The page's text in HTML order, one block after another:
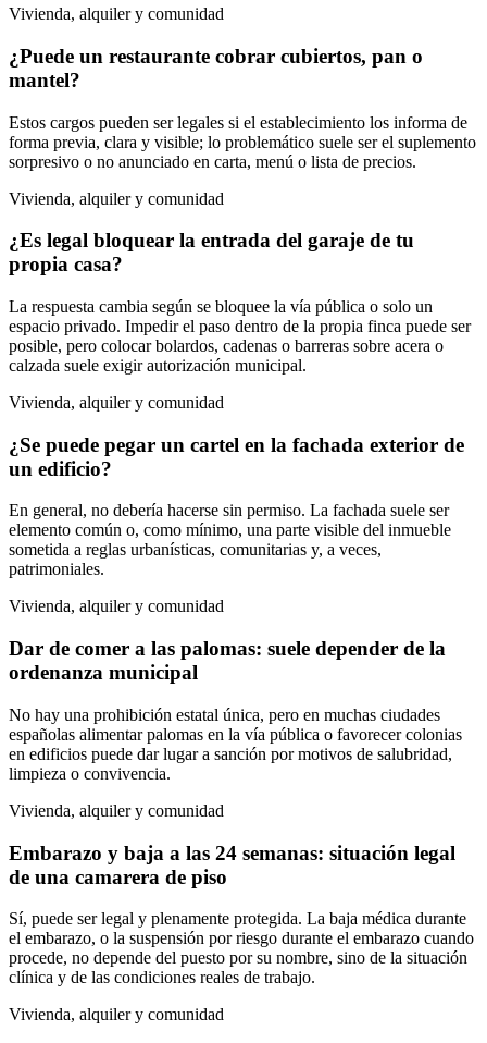
Vivienda, alquiler y comunidad
¿Puede un restaurante cobrar cubiertos, pan o
mantel?
Estos cargos pueden ser legales si el establecimiento los informa de
forma previa, clara y visible; lo problemático suele ser el suplemento
sorpresivo o no anunciado en carta, menú o lista de precios.
Vivienda, alquiler y comunidad
¿Es legal bloquear la entrada del garaje de tu
propia casa?
La respuesta cambia según se bloquee la vía pública o solo un
espacio privado. Impedir el paso dentro de la propia finca puede ser
posible, pero colocar bolardos, cadenas o barreras sobre acera o
calzada suele exigir autorización municipal.
Vivienda, alquiler y comunidad
¿Se puede pegar un cartel en la fachada exterior de
un edificio?
En general, no debería hacerse sin permiso. La fachada suele ser
elemento común o, como mínimo, una parte visible del inmueble
sometida a reglas urbanísticas, comunitarias y, a veces,
patrimoniales.
Vivienda, alquiler y comunidad
Dar de comer a las palomas: suele depender de la
ordenanza municipal
No hay una prohibición estatal única, pero en muchas ciudades
españolas alimentar palomas en la vía pública o favorecer colonias
en edificios puede dar lugar a sanción por motivos de salubridad,
limpieza o convivencia.
Vivienda, alquiler y comunidad
Embarazo y baja a las 24 semanas: situación legal
de una camarera de piso
Sí, puede ser legal y plenamente protegida. La baja médica durante
el embarazo, o la suspensión por riesgo durante el embarazo cuando
procede, no depende del puesto por su nombre, sino de la situación
clínica y de las condiciones reales de trabajo.
Vivienda, alquiler y comunidad